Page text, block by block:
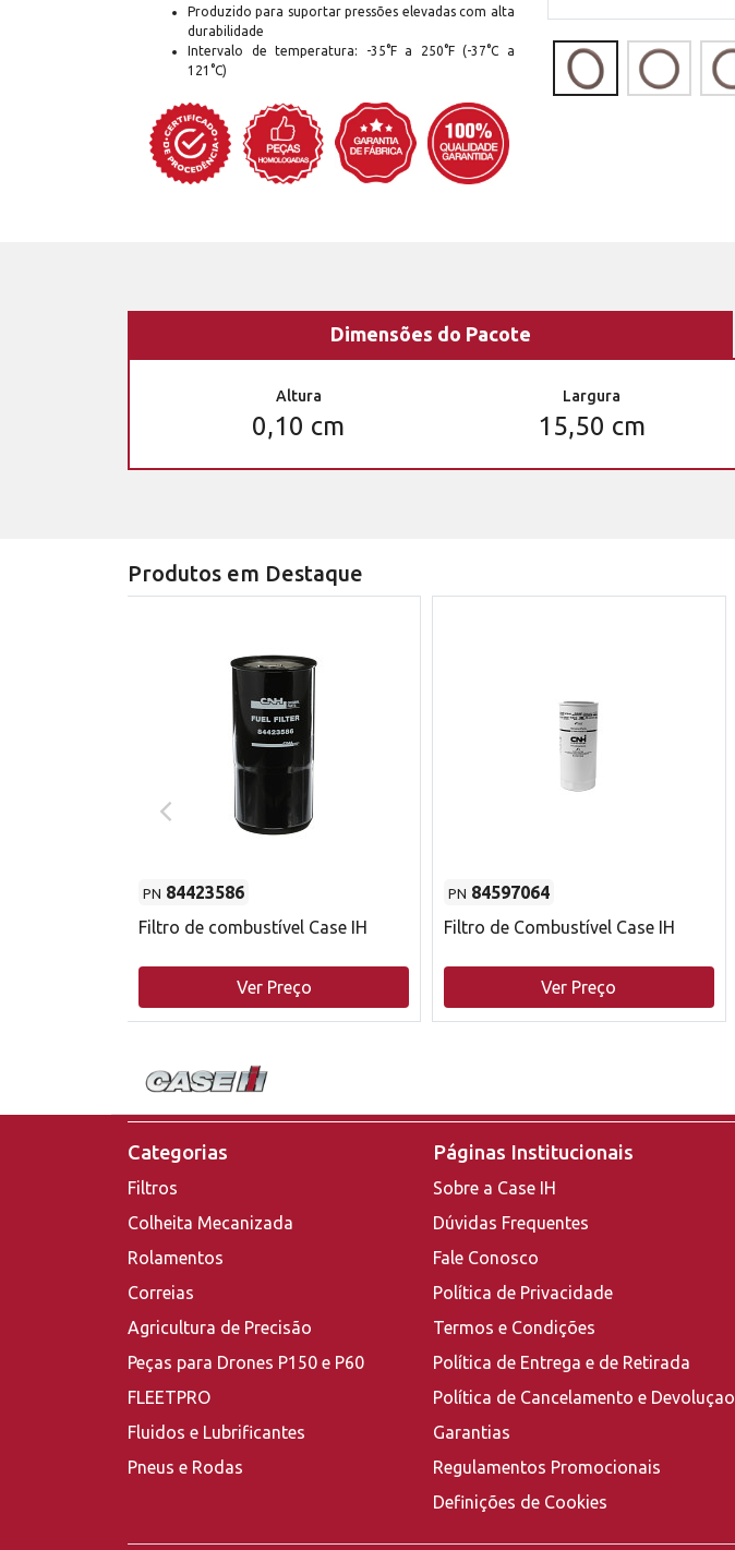
Produzido para suportar pressões elevadas com alta
durabilidade
Intervalo de temperatura: -35°F a 250°F (-37°C a
121°C)
Dimensões do Pacote
Altura
0,10 cm
Largura
15,50 cm
Produtos em Destaque
PN 84423586
Filtro de combustível Case IH
Ver Preço
PN 84597064
Filtro de Combustível Case IH
Ver Preço
Categorias
Filtros
Colheita Mecanizada
Rolamentos
Correias
Agricultura de Precisão
Peças para Drones P150 e P60
FLEETPRO
Fluidos e Lubrificantes
Pneus e Rodas
Páginas Institucionais
Sobre a Case IH
Dúvidas Frequentes
Fale Conosco
Política de Privacidade
Termos e Condições
Política de Entrega e de Retirada
Política de Cancelamento e Devoluçao
Garantias
Regulamentos Promocionais
Definições de Cookies